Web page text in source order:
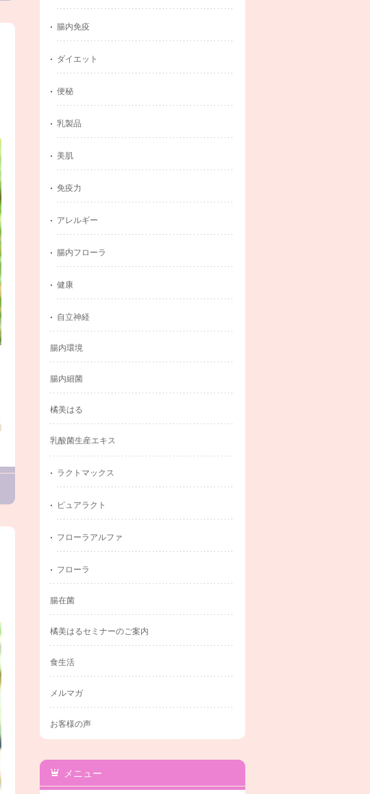
腸内免疫
ダイエット
便秘
乳製品
美肌
免疫力
アレルギー
腸内フローラ
健康
自立神経
腸内環境
腸内細菌
橘美はる
乳酸菌生産エキス
ラクトマックス
ピュアラクト
フローラアルファ
フローラ
腸在菌
橘美はるセミナーのご案内
食生活
メルマガ
お客様の声
メニュー